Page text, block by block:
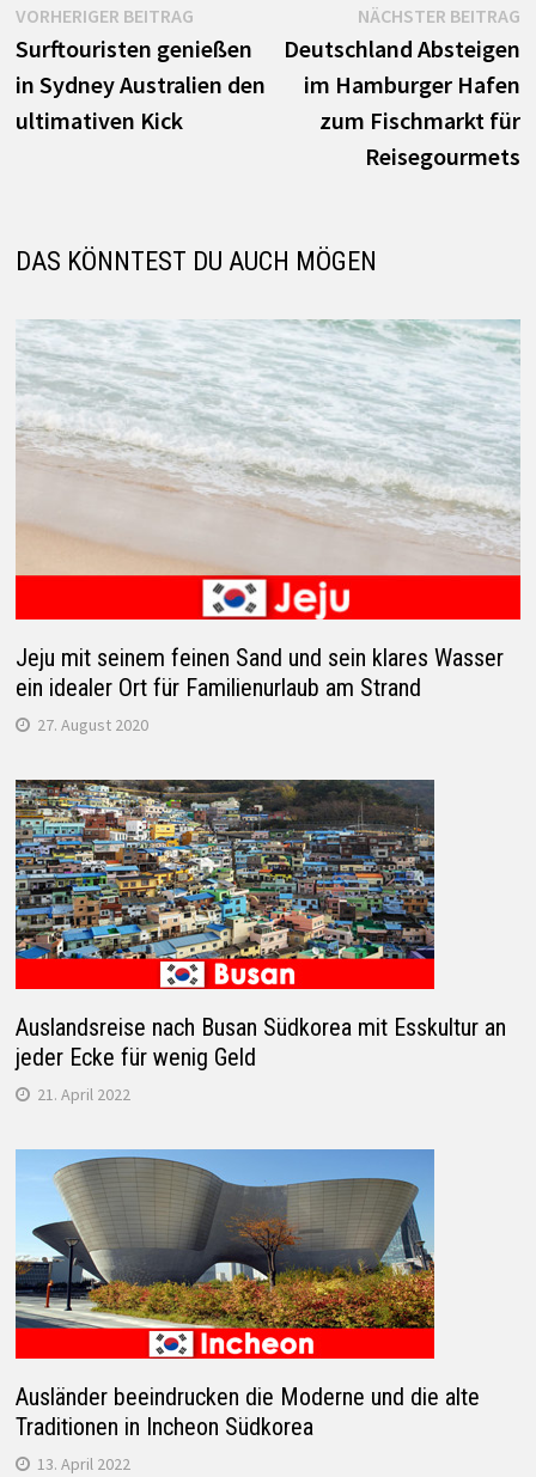
Beitrags-
Navigation
VORHERIGER BEITRAGVorheriger
Beitrag:
Surftouristen genießen
in Sydney Australien den
ultimativen Kick
NÄCHSTER BEITRAG
Deutschland Absteigen
im Hamburger Hafen
zum Fischmarkt für
Reisegourmets
DAS KÖNNTEST DU AUCH MÖGEN
Jeju mit seinem feinen Sand und sein klares Wasser
ein idealer Ort für Familienurlaub am Strand
27. August 2020
Auslandsreise nach Busan Südkorea mit Esskultur an
jeder Ecke für wenig Geld
21. April 2022
Ausländer beeindrucken die Moderne und die alte
Traditionen in Incheon Südkorea
13. April 2022